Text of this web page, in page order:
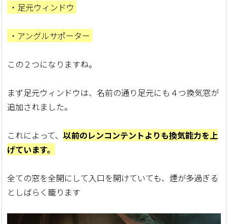
・足元ウィンドウ
・アングルサポーター
この２つになりますね。
まず足元ウィンドウは、名前の通り足元にも４つ換気窓が
追加されました。
これによって、以前のレンコンテントよりも換気能力を上
げています。
全ての窓を全開にして入口を開けていても、煙が多過ぎる
としばらく籠ります